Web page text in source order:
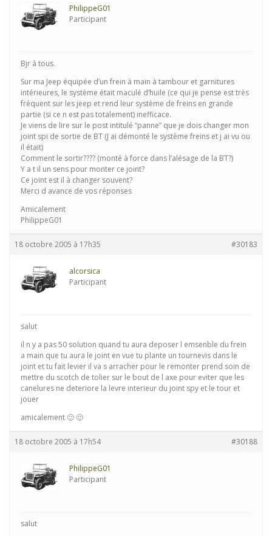
PhilippeG01
Participant
Bjr à tous.
Sur ma Jeep équipée d’un frein à main à tambour et garnitures
intérieures, le système était maculé d’huile (ce qui je pense est très
fréquent sur les jeep et rend leur système de freins en grande
partie (si ce n est pas totalement) inefficace.
Je viens de lire sur le post intitulé “panne” que je dois changer mon
joint spi de sortie de BT (J ai démonté le système freins et j ai vu ou
il était)
Comment le sortir???? (monté à force dans l’alésage de la BT?)
Y a t il un sens pour monter ce joint?
Ce joint est il à changer souvent?
Merci d avance de vos réponses
Amicalement
PhilippeG01
18 octobre 2005 à 17h35 #30183
alcorsica
Participant
salut
il n y a pas 50 solution quand tu aura deposer l emsenble du frein
a main que tu aura le joint en vue tu plante un tournevis dans le
joint et tu fait levier il va s arracher pour le remonter prend soin de
mettre du scotch de tolier sur le bout de l axe pour eviter que les
canelures ne deteriore la levre interieur du joint spy et le tour et
jouer
amicalement 🙂 🙂
18 octobre 2005 à 17h54 #30188
PhilippeG01
Participant
salut